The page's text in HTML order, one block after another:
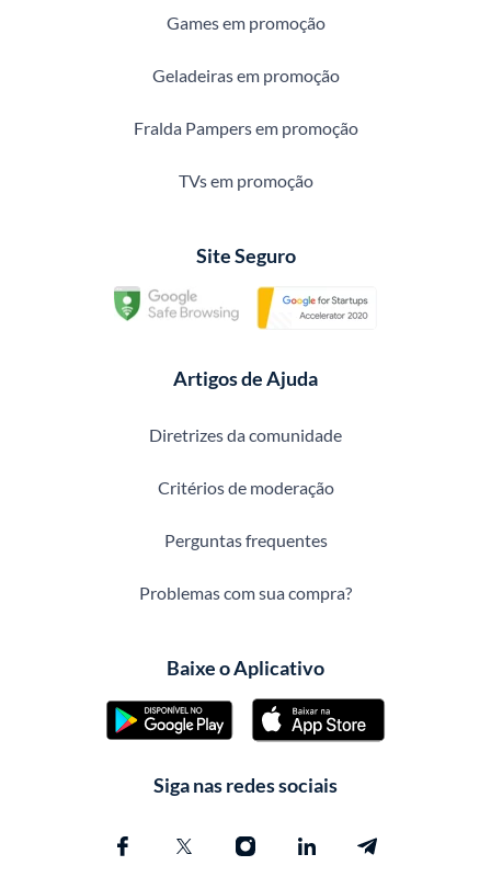
Games em promoção
Geladeiras em promoção
Fralda Pampers em promoção
TVs em promoção
Site Seguro
Artigos de Ajuda
Diretrizes da comunidade
Critérios de moderação
Perguntas frequentes
Problemas com sua compra?
Baixe o Aplicativo
Siga nas redes sociais